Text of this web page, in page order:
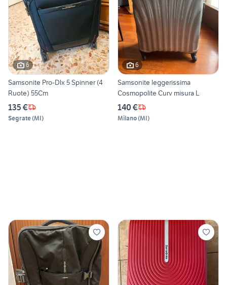
6
Samsonite Pro-Dlx 5 Spinner (4
Ruote) 55Cm
135 €
Segrate(MI)
6
Samsonite leggerissima
Cosmopolite Curv misura L
140 €
Milano(MI)